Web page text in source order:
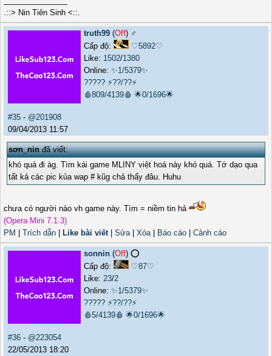
.::> Nin Tiên Sinh <::.
truth99 (Off) ♂️
Cấp độ:
♡5892♡
Like: 1502/1380
Online: ✨1/5379✨
????? ⚡??/??⚡
🩸809/4139🩸 🌟0/1696🌟
#35 - @201908
09/04/2013 11:57
sơn_ninđã viết:
khó quá đi àg. Tìm kái game MLINY việt hoá này khó quá. Tớ dạo qua
tất kả các pic kủa wap # kũg chả thấy đâu. Huhu
chưa có người nào vh game này. Tìm = niềm tin hả
(Opera Mini 7.1.3)
PM
Trích dẫn Like bài viết| Sửa| Xóa| Báo cáo Cảnh cáo
sonnin (Off) ⭕️
Cấp độ:
♡87♡
Like: 23/2
Online: ✨1/5379✨
????? ⚡??/??⚡
🩸5/4139🩸 🌟0/1696🌟
#36 - @223054
22/05/2013 18:20